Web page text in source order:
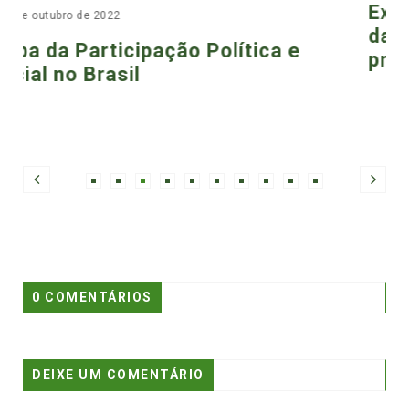
Exploração internacional: apenas
das trabalhadoras domésticas
proteção social
0 COMENTÁRIOS
DEIXE UM COMENTÁRIO